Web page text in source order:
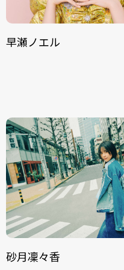
早瀬ノエル
砂月凜々香